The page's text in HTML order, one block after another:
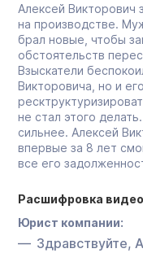
Алексей
на производстве.
брал новые, чтобы
обстоятельств
Взыскатели
Викторовича, но и
не стал этого
сильнее. Алексей
впервые за 8 лет
все его
Расшифровка
Юрист компании:
Здравствуйте,